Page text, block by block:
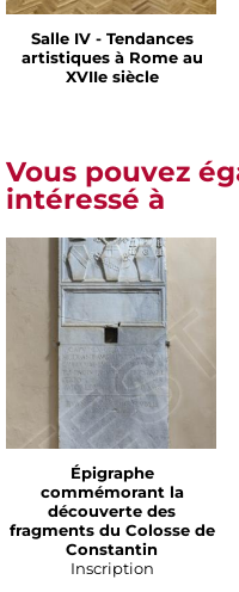
Salle IV - Tendances
artistiques à Rome au
XVIIe siècle
Vous pouvez
intéressé à
Épigraphe
commémorant la
découverte des
fragments du Colosse de
Constantin
Inscription